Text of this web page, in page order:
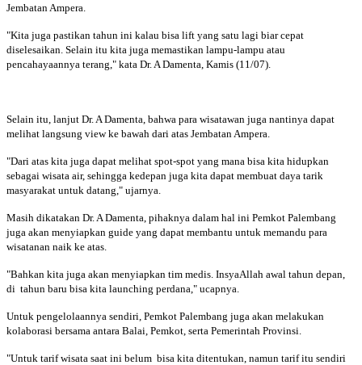
Jembatan Ampera.
"Kita juga pastikan tahun ini kalau bisa lift yang satu lagi biar cepat
diselesaikan. Selain itu kita juga memastikan lampu-lampu atau
pencahayaannya terang," kata Dr. A Damenta, Kamis (11/07).
Selain itu, lanjut Dr. A Damenta, bahwa para wisatawan juga nantinya dapat
melihat langsung view ke bawah dari atas Jembatan Ampera.
"Dari atas kita juga dapat melihat spot-spot yang mana bisa kita hidupkan
sebagai wisata air, sehingga kedepan juga kita dapat membuat daya tarik
masyarakat untuk datang," ujarnya.
Masih dikatakan Dr. A Damenta, pihaknya dalam hal ini Pemkot Palembang
juga akan menyiapkan guide yang dapat membantu untuk memandu para
wisatanan naik ke atas.
"Bahkan kita juga akan menyiapkan tim medis. InsyaAllah awal tahun depan,
di tahun baru bisa kita launching perdana," ucapnya.
Untuk pengelolaannya sendiri, Pemkot Palembang juga akan melakukan
kolaborasi bersama antara Balai, Pemkot, serta Pemerintah Provinsi.
"Untuk tarif wisata saat ini belum bisa kita ditentukan, namun tarif itu sendiri